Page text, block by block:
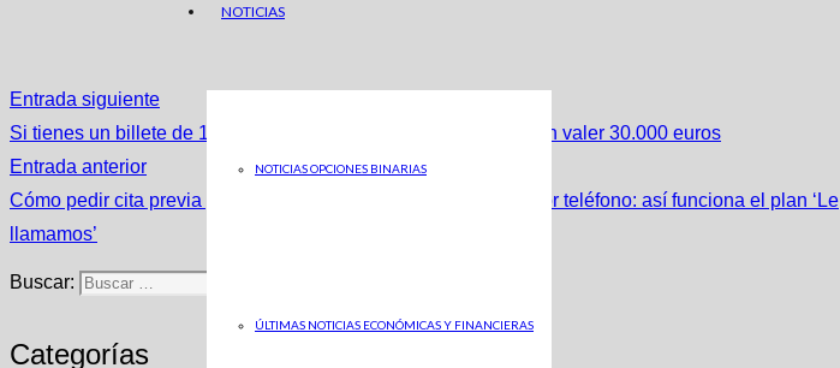
NOTICIAS
NOTICIAS OPCIONES BINARIAS
ÚLTIMAS NOTICIAS ECONÓMICAS Y FINANCIERAS
Entrada siguiente
Si tienes un billete de 1.000 pesetas como estos, atento: pueden valer 30.000 euros
Entrada anterior
Cómo pedir cita previa para hacer la declaración de la Renta por teléfono: así funciona el plan ‘Le
llamamos’
Buscar:
Categorías